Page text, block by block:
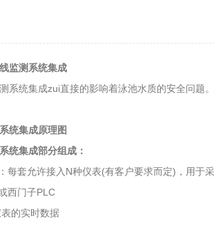
监测系统集成
系统集成zui直接的影响着泳池水质的安全问题
统集成原理图
统集成部分组成：
每套允许接入N种仪表(有客户要求而定)，用于
西门子PLC
的实时数据